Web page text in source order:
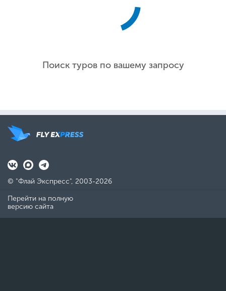
Поиск туров по вашему запросу
© "Флай Экспресс", 2003-2026
Перейти на полную
версию сайта